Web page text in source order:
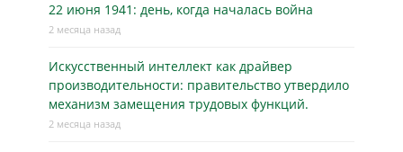
22 июня 1941: день, когда началась война
2 месяца назад
Искусственный интеллект как драйвер
производительности: правительство утвердило
механизм замещения трудовых функций.
2 месяца назад